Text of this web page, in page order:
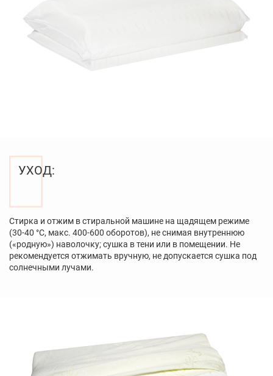
УХОД:
Стирка и отжим в стиральной машине на щадящем режиме
(30-40 °С, макс. 400-600 оборотов), не снимая внутреннюю
(«родную») наволочку; сушка в тени или в помещении. Не
рекомендуется отжимать вручную, не допускается сушка под
солнечными лучами.